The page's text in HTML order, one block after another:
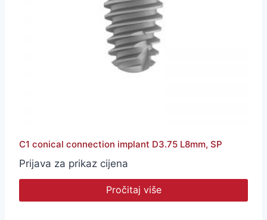
C1 conical connection implant D3.75 L8mm, SP
Prijava za prikaz cijena
Pročitaj više